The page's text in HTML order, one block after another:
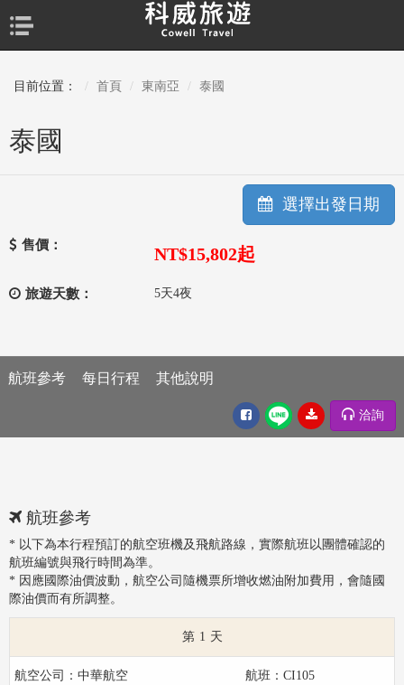
目前位置： 首頁 東南亞 泰國
泰國
售價： NT$15,802起
旅遊天數： 5天4夜
選擇出發日期
航班參考 每日行程 其他說明
洽詢
航班參考
* 以下為本行程預訂的航空班機及飛航路線，實際航班以團體確認的
航班編號與飛行時間為準。
* 因應國際油價波動，航空公司隨機票所增收燃油附加費用，會隨國
際油價而有所調整。
1
中華航空 CI105